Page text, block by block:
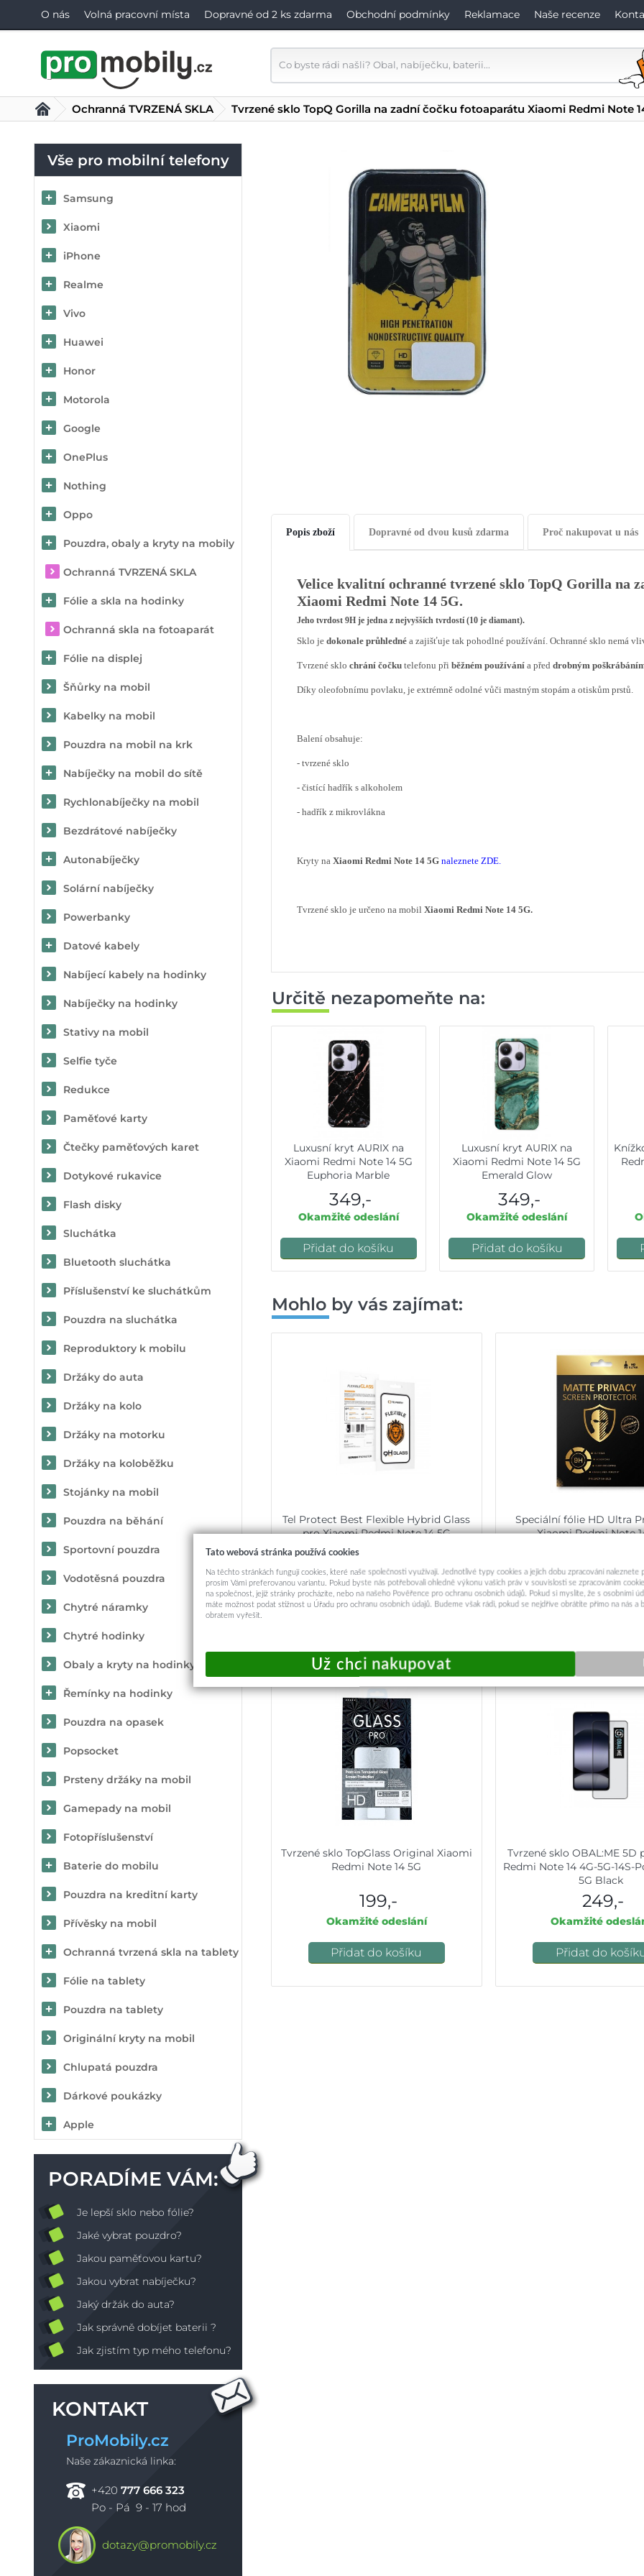
O nás Volná pracovní místa Dopravné od 2 ks zdarma Obchodní podmínky Reklamace Naše recenze
Vše pro mobilní telefony
Samsung
Xiaomi
iPhone
Realme
Vivo
Huawei
Honor
Motorola
Google
OnePlus
Nothing
Oppo
Pouzdra, obaly a kryty na mobily
Ochranná TVRZENÁ SKLA
Fólie a skla na hodinky
Ochranná skla na fotoaparát
Fólie na displej
Šňůrky na mobil
Kabelky na mobil
Pouzdra na mobil na krk
Nabíječky na mobil do sítě
Rychlonabíječky na mobil
Bezdrátové nabíječky
Autonabíječky
Solární nabíječky
Powerbanky
Datové kabely
Nabíjecí kabely na hodinky
Nabíječky na hodinky
Stativy na mobil
Selfie tyče
Redukce
Paměťové karty
Čtečky paměťových karet
Dotykové rukavice
Flash disky
Sluchátka
Bluetooth sluchátka
Příslušenství ke sluchátkům
Pouzdra na sluchátka
Reproduktory k mobilu
Držáky do auta
Držáky na kolo
Držáky na motorku
Držáky na koloběžku
Stojánky na mobil
Pouzdra na běhání
Sportovní pouzdra
Vodotěsná pouzdra
Chytré náramky
Chytré hodinky
Obaly a kryty na hodinky
Řemínky na hodinky
Pouzdra na opasek
Popsocket
Prsteny držáky na mobil
Gamepady na mobil
Fotopříslušenství
Baterie do mobilu
Pouzdra na kreditní karty
Přívěsky na mobil
Ochranná tvrzená skla na tablety
Fólie na tablety
Pouzdra na tablety
Originální kryty na mobil
Chlupatá pouzdra
Dárkové poukázky
Apple
PORADÍME VÁM:
Je lepší sklo nebo fólie?
Jaké vybrat pouzdro?
Jakou paměťovou kartu?
Jakou vybrat nabíječku?
Jaký držák do auta?
Jak správně dobíjet baterii ?
Jak zjistím typ mého telefonu?
KONTAKT
ProMobily.cz
Naše zákaznická linka:
+420 777 666 323
Po - Pá 9 - 17 hod
dotazy@promobily.cz
Ochranná TVRZENÁ SKLA Tvrzené sklo TopQ Gorilla na zadní čočku fotoaparátu Xiaomi Redmi Note
Popis zboží Dopravné od dvou kusů zdarma Proč nakupovat u nás
Velice kvalitní ochranné tvrzené sklo TopQ Gorilla na
Xiaomi Redmi Note 14 5G.
Jeho tvrdost 9H je jedna z nejvyšších tvrdostí (10 je diamant).
Sklo je dokonale průhledné a zajišťuje tak pohodlné používání. Ochranné sklo nemá
Tvrzené sklo chrání čočku telefonu při běžném používání a před drobným
Díky oleofobnímu povlaku, je extrémně odolné vůči mastným stopám a otiskům prstů.
Balení obsahuje:
- tvrzené sklo
- čistící hadřík s alkoholem
- hadřík z mikrovlákna
Kryty na Xiaomi Redmi Note 14 5G naleznete ZDE.
Tvrzené sklo je určeno na mobil Xiaomi Redmi Note 14 5G.
Určitě nezapomeňte na:
Luxusní kryt AURIX na
Xiaomi Redmi Note 14 5G
Euphoria Marble
349,-
Okamžité odeslání
Přidat do košíku
Luxusní kryt AURIX na
Xiaomi Redmi Note 14 5G
Emerald Glow
349,-
Okamžité odeslání
Přidat do košíku
Mohlo by vás zajímat:
Tel Protect Best Flexible Hybrid Glass
pro Xiaomi Redmi Note 14 5G
199,-
Okamžité odeslání
Speciální fólie HD Ultra
Xiaomi Redmi Note
279,-
Okamžité
Tvrzené sklo TopGlass Original Xiaomi
Redmi Note 14 5G
199,-
Okamžité odeslání
Přidat do košíku
Tvrzené sklo OBAL:ME 5D
Redmi Note 14 4G-5G-14S-
5G Black
249,-
Okamžité
Přidat do
Tato webová stránka používá cookies
Na těchto stránkách fungují cookies, které naše společnosti využívají. Jednotlivé typy cookies a jejich dobu zpracování naleznete
prosím Vámi preferovanou variantu. Pokud byste nás potřebovali ohledně výkonu vašich práv v souvislosti se zpracováním
na společnost, jejíž stránky procházíte, nebo na našeho Pověřence pro ochranu osobních údajů. Pokud si myslíte, že s osobními
máte možnost podat stížnost u Úřadu pro ochranu osobních údajů. Budeme však rádi, pokud se nejdříve obrátíte přímo na nás a
obratem vyřešit.